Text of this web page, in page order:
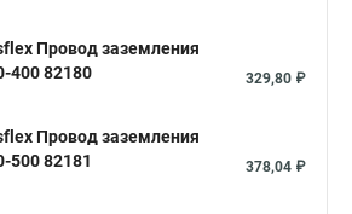
Провод заземления
400 82180
329,80 ₽
Провод заземления
500 82181
378,04 ₽